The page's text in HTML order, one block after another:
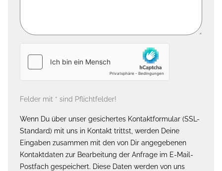
Felder mit * sind Pflichtfelder!
Wenn Du über unser gesichertes Kontaktformular (SSL-
Standard) mit uns in Kontakt trittst, werden Deine
Eingaben zusammen mit den von Dir angegebenen
Kontaktdaten zur Bearbeitung der Anfrage im E-Mail-
Postfach gespeichert. Diese Daten werden von uns